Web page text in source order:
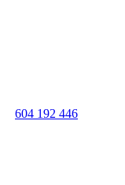
604 192 446